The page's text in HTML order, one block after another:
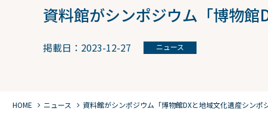
資料館がシンポジウム「博物
掲載日：2023-12-27 ニュース
HOME chevron_right ニュース chevron_right 資料館がシンポジウム「博物館DXと地域文化遺産シンポ